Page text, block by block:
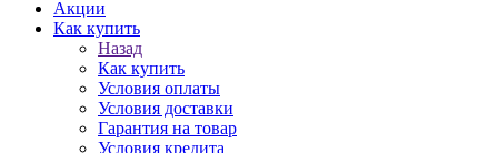
Акции
Как купить
Назад
Как купить
Условия оплаты
Условия доставки
Гарантия на товар
Условия кредита